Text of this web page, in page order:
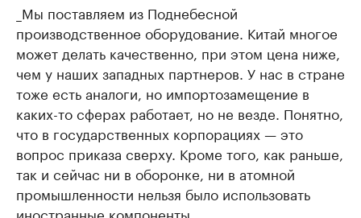
​_Мы поставляем из Поднебесной
производственное оборудование. Китай многое
может делать качественно, при этом цена ниже,
чем у наших западных партнеров. У нас в стране
тоже есть аналоги, но импортозамещение в
каких-то сферах работает, но не везде. Понятно,
что в государственных корпорациях — это
вопрос приказа сверху. Кроме того, как раньше,
так и сейчас ни в оборонке, ни в атомной
промышленности нельзя было использовать
иностранные компоненты._